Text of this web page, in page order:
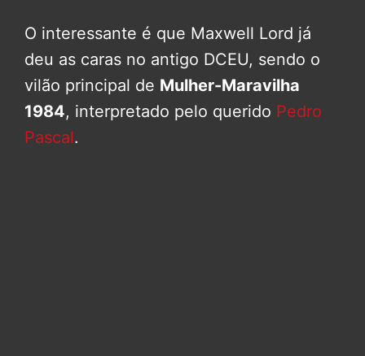
O interessante é que Maxwell Lord já
deu as caras no antigo DCEU, sendo o
vilão principal de Mulher-Maravilha
1984, interpretado pelo querido Pedro
Pascal.